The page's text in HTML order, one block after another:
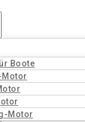
Boote
Motor